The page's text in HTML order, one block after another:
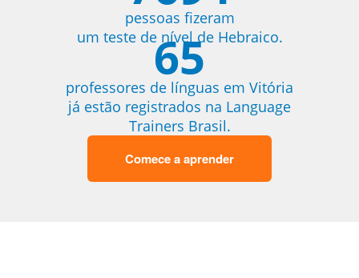
pessoas fizeram
um teste de nível de Hebraico.
65
professores de línguas em Vitória
já estão registrados na Language
Trainers Brasil.
Comece a aprender